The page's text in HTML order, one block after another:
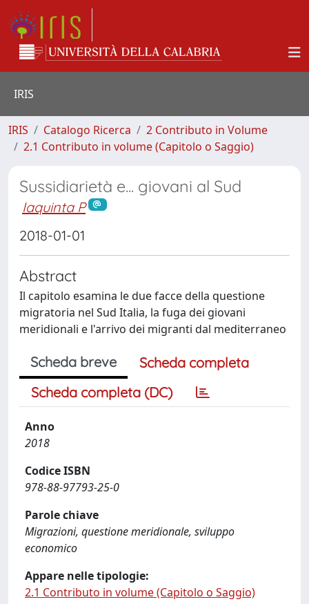
IRIS
IRIS Catalogo Ricerca
2 Contributo in Volume
2.1 Contributo in volume (Capitolo o Saggio)
Sussidiarietà e... giovani al Sud
Iaquinta P
2018-01-01
Abstract
Il capitolo esamina le due facce della questione
migratoria nel Sud Italia, la fuga dei giovani
meridionali e l'arrivo dei migranti dal mediterraneo
Scheda breve
Scheda completa
Scheda completa (DC)
Anno
2018
Codice ISBN
978-88-97793-25-0
Parole chiave
Migrazioni, questione meridionale, sviluppo
economico
Appare nelle tipologie:
2.1 Contributo in volume (Capitolo o Saggio)